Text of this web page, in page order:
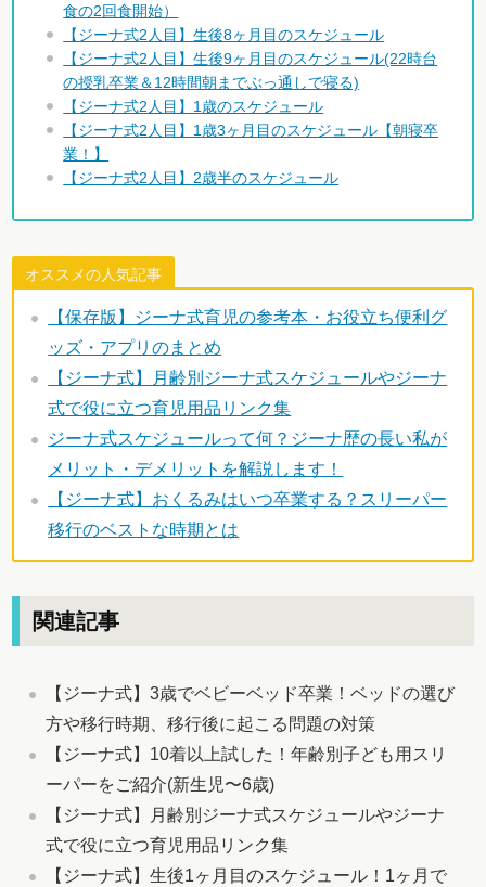
食の2回食開始）
【ジーナ式2人目】生後8ヶ月目のスケジュール
【ジーナ式2人目】生後9ヶ月目のスケジュール(22時台
の授乳卒業＆12時間朝までぶっ通しで寝る)
【ジーナ式2人目】1歳のスケジュール
【ジーナ式2人目】1歳3ヶ月目のスケジュール【朝寝卒
業！】
【ジーナ式2人目】2歳半のスケジュール
オススメの人気記事
【保存版】ジーナ式育児の参考本・お役立ち便利グ
ッズ・アプリのまとめ
【ジーナ式】月齢別ジーナ式スケジュールやジーナ
式で役に立つ育児用品リンク集
ジーナ式スケジュールって何？ジーナ歴の長い私が
メリット・デメリットを解説します！
【ジーナ式】おくるみはいつ卒業する？スリーパー
移行のベストな時期とは
関連記事
【ジーナ式】3歳でベビーベッド卒業！ベッドの選び
方や移行時期、移行後に起こる問題の対策
【ジーナ式】10着以上試した！年齢別子ども用スリ
ーパーをご紹介(新生児〜6歳)
【ジーナ式】月齢別ジーナ式スケジュールやジーナ
式で役に立つ育児用品リンク集
【ジーナ式】生後1ヶ月目のスケジュール！1ヶ月で